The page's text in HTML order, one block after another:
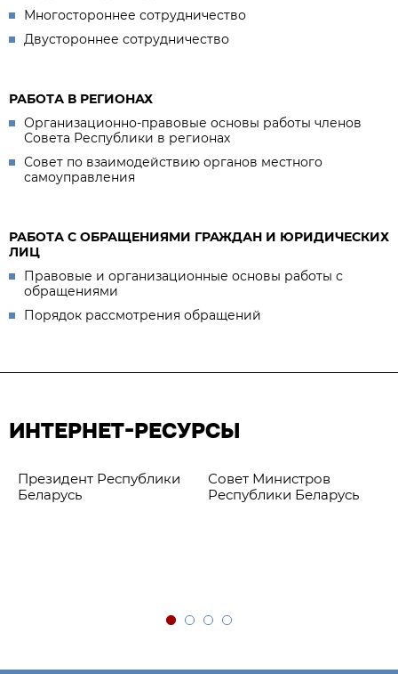
Многостороннее сотрудничество
Двустороннее сотрудничество
РАБОТА В РЕГИОНАХ
Организационно-правовые основы работы членов
Совета Республики в регионах
Совет по взаимодействию органов местного
самоуправления
РАБОТА С ОБРАЩЕНИЯМИ ГРАЖДАН И ЮРИДИЧЕСКИХ
ЛИЦ
Правовые и организационные основы работы с
обращениями
Порядок рассмотрения обращений
ИНТЕРНЕТ-РЕСУРСЫ
Президент Республики
Беларусь
Совет Министров
Республики Беларусь